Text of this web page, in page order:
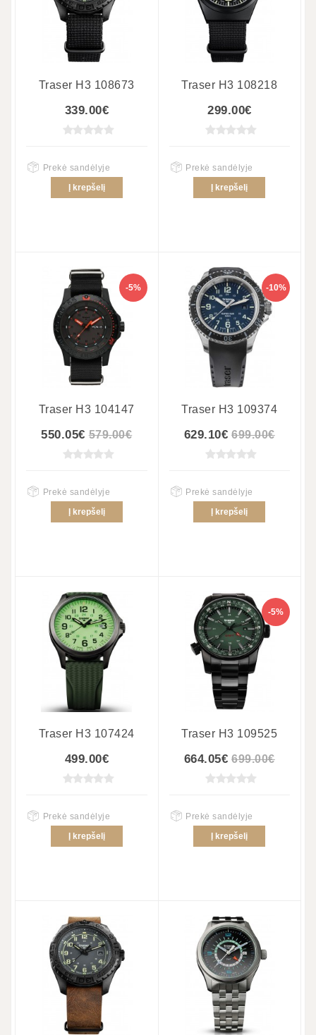
Traser H3 108673
339.00€
Prekė sandėlyje
Į krepšelį
Traser H3 108218
299.00€
Prekė sandėlyje
Į krepšelį
-5%
Traser H3 104147
550.05€ 579.00€
Prekė sandėlyje
Į krepšelį
-10%
Traser H3 109374
629.10€ 699.00€
Prekė sandėlyje
Į krepšelį
Traser H3 107424
499.00€
Prekė sandėlyje
Į krepšelį
-5%
Traser H3 109525
664.05€ 699.00€
Prekė sandėlyje
Į krepšelį